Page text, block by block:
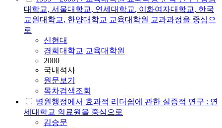
대학교, 서울대학교, 연세대학교, 이화여자대학교, 한국
교원대학교, 한양대학교 교육대학원 교과과정을 중심으
로
신현대
경희대학교 교육대학원
2000
국내석사
원문보기
목차검색조회
병원행정에서 효과적 리더쉽에 관한 실증적 연구 : 연
세대학교 의료원을 중심으로
김승문